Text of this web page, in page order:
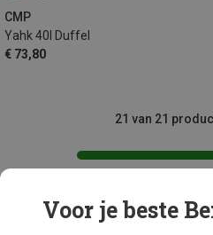
CMP
Yahk 40l Duffel
€ 73,80
21 van 21
Voor je beste